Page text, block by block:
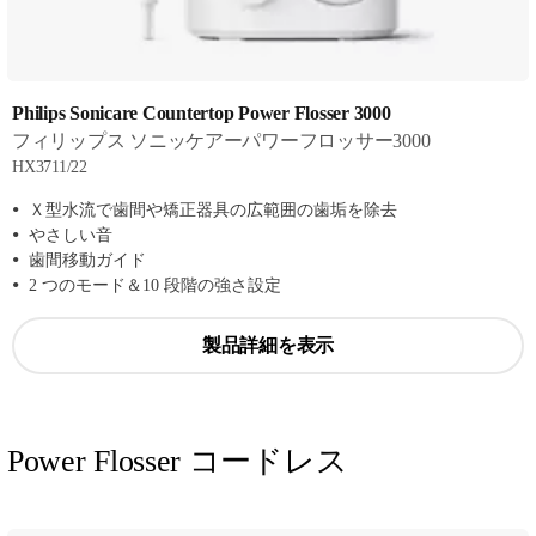
Philips Sonicare Countertop Power Flosser 3000
フィリップス ソニッケアーパワーフロッサー3000
HX3711/22
Ｘ型水流で歯間や矯正器具の広範囲の歯垢を除去
やさしい音
歯間移動ガイド
2 つのモード＆10 段階の強さ設定
製品詳細を表示
Power Flosser コードレス